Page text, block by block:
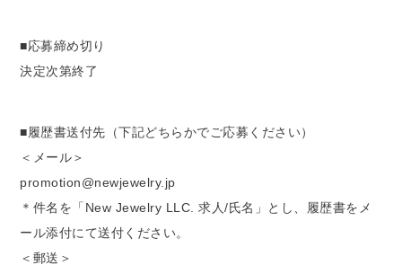
■応募締め切り
決定次第終了
■履歴書送付先（下記どちらかでご応募ください）
＜メール＞
promotion@newjewelry.jp
＊件名を「New Jewelry LLC. 求人/氏名」とし、履歴書をメ
ール添付にて送付ください。
＜郵送＞